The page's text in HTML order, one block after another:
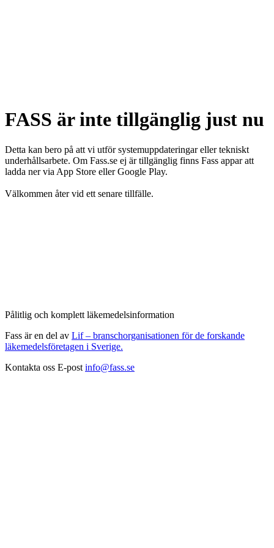
FASS är inte tillgänglig just nu
Detta kan bero på att vi utför systemuppdateringar eller tekniskt
underhållsarbete. Om Fass.se ej är tillgänglig finns Fass appar att
ladda ner via App Store eller Google Play.
Välkommen åter vid ett senare tillfälle.
Pålitlig och komplett läkemedelsinformation
Fass är en del av Lif – branschorganisationen för de forskande
läkemedelsföretagen i Sverige.
Kontakta oss E-post info@fass.se